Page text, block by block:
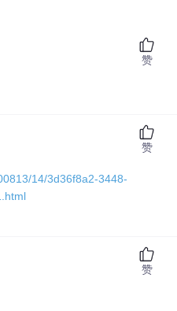
赞
14/3d36f8a2-3448-
赞
赞